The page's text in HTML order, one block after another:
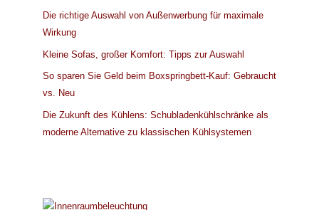
Die richtige Auswahl von Außenwerbung für maximale
Wirkung
Kleine Sofas, großer Komfort: Tipps zur Auswahl
So sparen Sie Geld beim Boxspringbett-Kauf: Gebraucht
vs. Neu
Die Zukunft des Kühlens: Schubladenkühlschränke als
moderne Alternative zu klassischen Kühlsystemen